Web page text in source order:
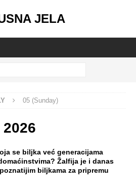
JELA
05 (Sunday)
se biljka već generacijama
Žalfija je i danas
biljkama za pripremu